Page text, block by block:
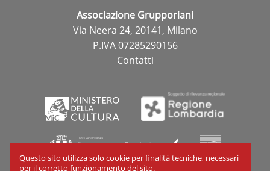
Associazione Grupporiani
Via Neera 24, 20141, Milano
P.IVA 07285290156
Contatti
Questo sito utilizza solo cookie per finalità tecniche, necessari
per il corretto funzionamento del sito.